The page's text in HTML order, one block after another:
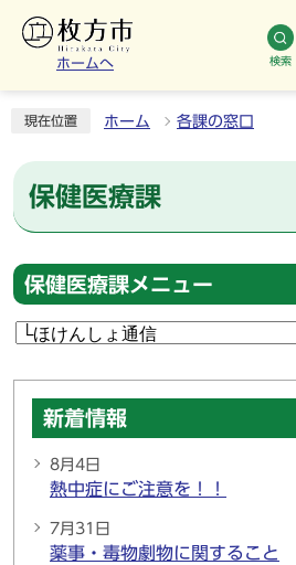
ホームへ 検索
現在位置 ホーム 各課の窓口
保健医療課
保健医療課メニュー
新着情報
8月4日
熱中症にご注意を！！
7月31日
薬事・毒物劇物に関すること